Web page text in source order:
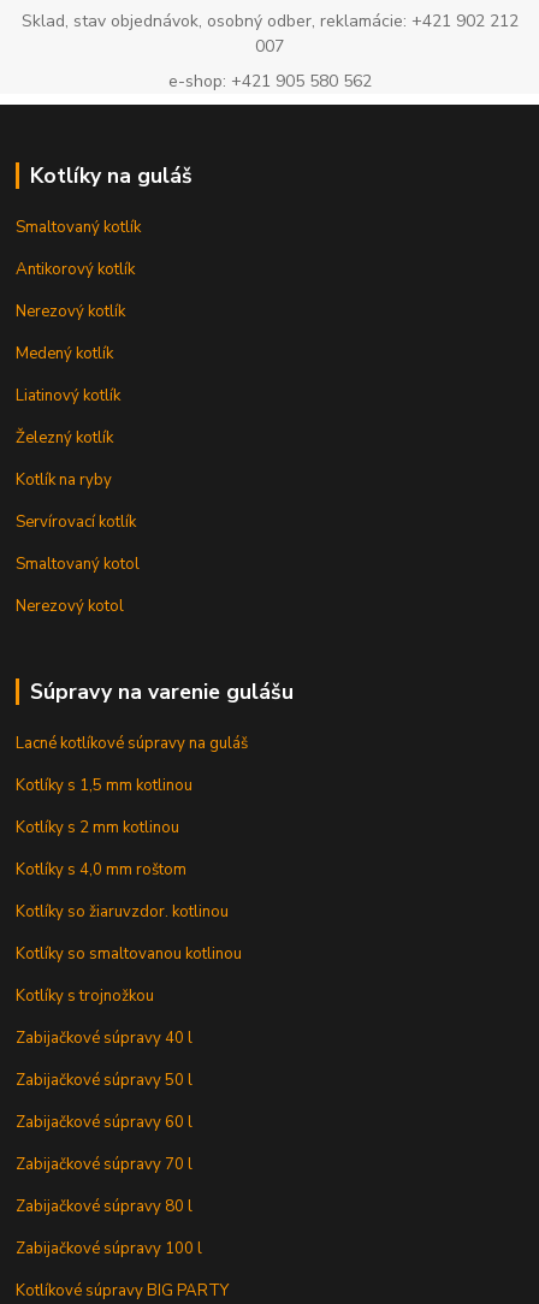
Sklad, stav objednávok, osobný odber, reklamácie: +421 902 212
007
e-shop: +421 905 580 562
Kotlíky na guláš
Smaltovaný kotlík
Antikorový kotlík
Nerezový kotlík
Medený kotlík
Liatinový kotlík
Železný kotlík
Kotlík na ryby
Servírovací kotlík
Smaltovaný kotol
Nerezový kotol
Súpravy na varenie gulášu
Lacné kotlíkové súpravy na guláš
Kotlíky s 1,5 mm kotlinou
Kotlíky s 2 mm kotlinou
Kotlíky s 4,0 mm roštom
Kotlíky so žiaruvzdor. kotlinou
Kotlíky so smaltovanou kotlinou
Kotlíky s trojnožkou
Zabijačkové súpravy 40 l
Zabijačkové súpravy 50 l
Zabijačkové súpravy 60 l
Zabijačkové súpravy 70 l
Zabijačkové súpravy 80 l
Zabijačkové súpravy 100 l
Kotlíkové súpravy BIG PARTY